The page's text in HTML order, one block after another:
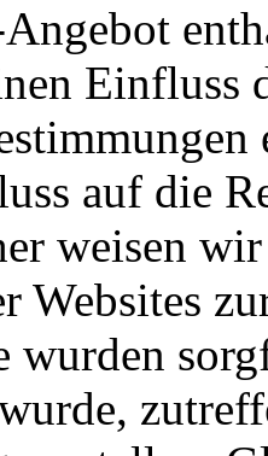
Einfluss
auf die
weisen
Websites
wurden